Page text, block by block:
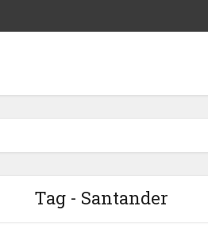
Tag - Santander